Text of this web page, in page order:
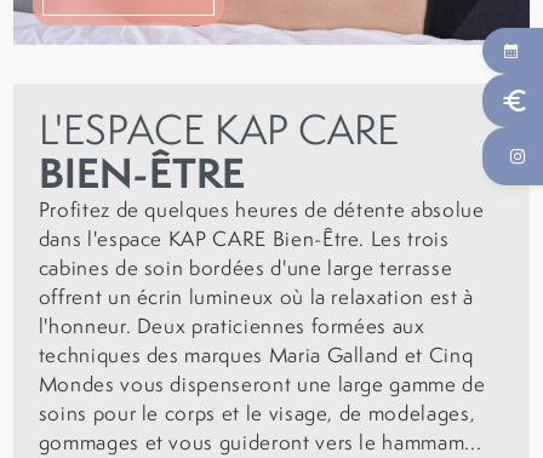
euro
L'ESPACE KAP CARE
BIEN-ÊTRE
Profitez de quelques heures de détente absolue
dans l'espace KAP CARE Bien-Être. Les trois
cabines de soin bordées d'une large terrasse
offrent un écrin lumineux où la relaxation est à
l'honneur. Deux praticiennes formées aux
techniques des marques Maria Galland et Cinq
Mondes vous dispenseront une large gamme de
soins pour le corps et le visage, de modelages,
gommages et vous guideront vers le hammam...